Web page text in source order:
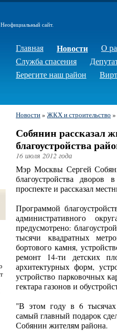
сайт.
Главная Новости
О
Служба спасения
Берегите наш район
Новости» ЖКХ и строительство »
Собянин рассказал
благоустройства
16 июля 2012 года
Мэр Москвы Сергей
благоустройства
проспекте и рассказал
Программой
административного
предусмотрено:
тысячи квадратных
бортового камня,
ремонт 14-ти детских
архитектурных форм,
устройство парковочных
гектара газонов и
"В этом году в 6 тысячах
самый главный подарок
Собянин жителям района.